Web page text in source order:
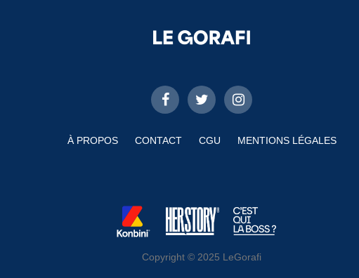
À PROPOS CONTACT CGU MENTIONS LÉGALES
Copyright © 2025 LeGorafi